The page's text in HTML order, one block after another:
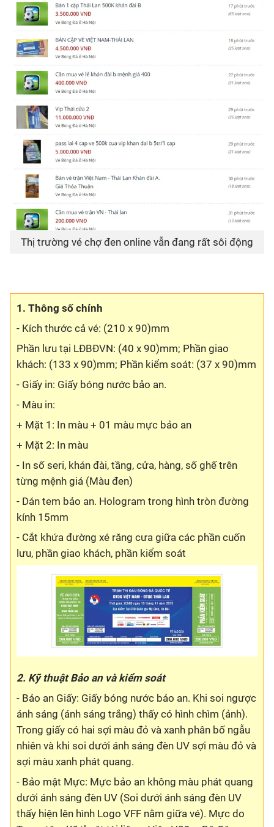
Thị trường vé chợ đen online vẫn đang rất sôi động
1. Thông số chính
- Kích thước cả vé: (210 x 90)mm
Phần lưu tại LĐBĐVN: (40 x 90)mm; Phần giao
khách: (133 x 90)mm; Phần kiểm soát: (37 x 90)mm
- Giấy in: Giấy bóng nước bảo an.
- Màu in:
+ Mặt 1: In màu + 01 màu mực bảo an
+ Mặt 2: In màu
- In số seri, khán đài, tầng, cửa, hàng, số ghế trên
từng mệnh giá (Màu đen)
- Dán tem bảo an. Hologram trong hình tròn đường
kính 15mm
- Cắt khứa đường xé răng cưa giữa các phần cuốn
lưu, phần giao khách, phần kiểm soát
2. Kỹ thuật Bảo an và kiểm soát
- Bảo an Giấy: Giấy bóng nước bảo an. Khi soi ngược
ánh sáng (ánh sáng trắng) thấy có hình chìm (ảnh).
Trong giấy có hai sợi màu đỏ và xanh phân bố ngẫu
nhiên và khi soi dưới ánh sáng đèn UV sợi màu đỏ và
sợi màu xanh phát quang.
- Bảo mật Mực: Mực bảo an không màu phát quang
dưới ánh sáng đèn UV (Soi dưới ánh sáng đèn UV
thấy hiện lên hình Logo VFF nằm giữa vé). Mực do